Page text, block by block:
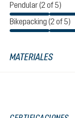
Pendular (2 of 5)
Bikepacking (2 of 5)
MATERIALES